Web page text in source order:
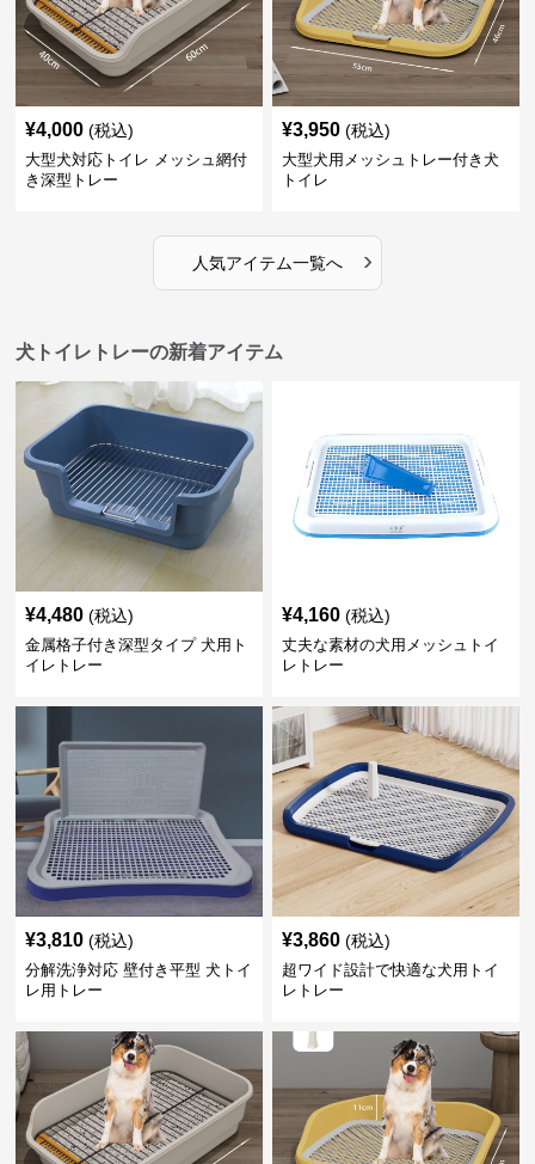
¥4,000 (税込)
大型犬対応トイレ メッシュ網付
き深型トレー
¥3,950 (税込)
大型犬用メッシュトレー付き犬
トイレ
人気アイテム一覧へ ›
犬トイレトレーの新着アイテム
¥4,480 (税込)
金属格子付き深型タイプ 犬用ト
イレトレー
¥4,160 (税込)
丈夫な素材の犬用メッシュトイ
レトレー
¥3,810 (税込)
分解洗浄対応 壁付き平型 犬トイ
レ用トレー
¥3,860 (税込)
超ワイド設計で快適な犬用トイ
レトレー